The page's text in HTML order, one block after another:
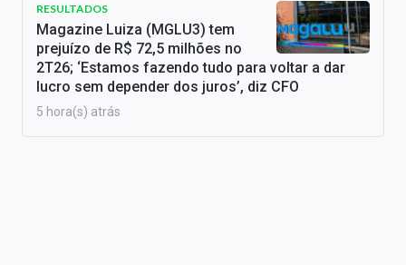
RESULTADOS
Magazine Luiza (MGLU3) tem
prejuízo de R$ 72,5 milhões no
2T26; ‘Estamos fazendo tudo para voltar a dar
lucro sem depender dos juros’, diz CFO
5 hora(s) atrás